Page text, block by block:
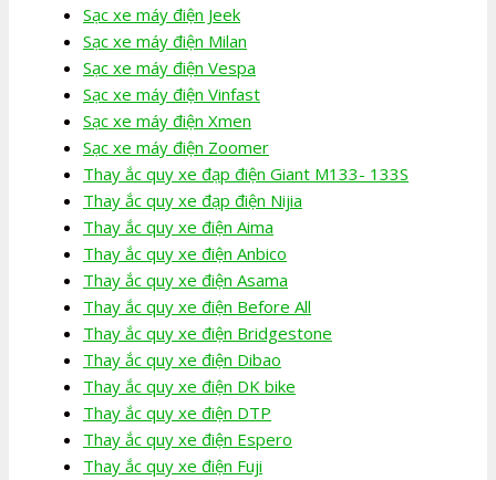
Sạc xe máy điện Jeek
Sạc xe máy điện Milan
Sạc xe máy điện Vespa
Sạc xe máy điện Vinfast
Sạc xe máy điện Xmen
Sạc xe máy điện Zoomer
Thay ắc quy xe đạp điện Giant M133- 133S
Thay ắc quy xe đạp điện Nijia
Thay ắc quy xe điện Aima
Thay ắc quy xe điện Anbico
Thay ắc quy xe điện Asama
Thay ắc quy xe điện Before All
Thay ắc quy xe điện Bridgestone
Thay ắc quy xe điện Dibao
Thay ắc quy xe điện DK bike
Thay ắc quy xe điện DTP
Thay ắc quy xe điện Espero
Thay ắc quy xe điện Fuji